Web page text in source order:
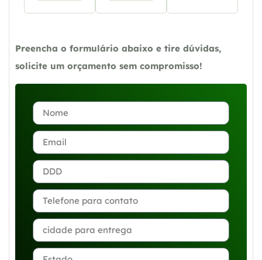
Preencha o formulário abaixo e tire dúvidas,
solicite um orçamento sem compromisso!